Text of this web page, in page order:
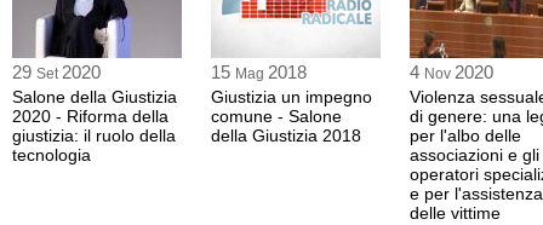
29 Set 2020
Salone della Giustizia
2020 - Riforma della
giustizia: il ruolo della
tecnologia
15 Mag 2018
Giustizia un impegno
comune - Salone
della Giustizia 2018
4 Nov 2020
Violenza
di genere: una
per l'albo delle
associazioni e gli
operatori
e per l'assistenza
delle vittime